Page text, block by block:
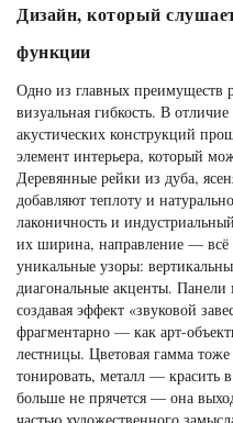
Дизайн, который
функции
Одно из главных преимуществ
визуальная гибкость. В
акустических конструкций
элемент интерьера, который
Деревянные рейки из дуба,
добавляют теплоту и
лаконичность и
их ширина, направление — всё
уникальные узоры:
диагональные акценты. Панели
создавая эффект «звуковой
фрагментарно — как арт-
лестницы. Цветовая гамма
тонировать, металл — красить
больше не прячется — она